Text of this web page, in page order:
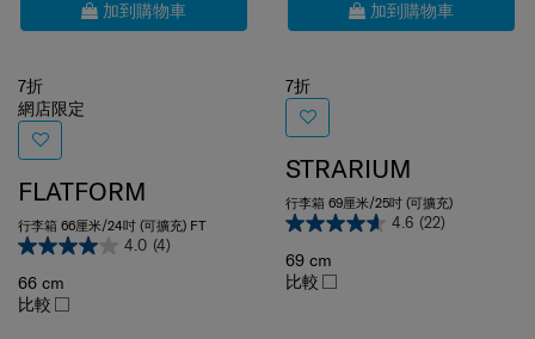
網店限定
FLATFORM
行李箱 66厘米/24吋 (可擴充) FT
4.0 (4)
66 cm
比較
STRARIUM
行李箱 69厘米/25吋 (可擴充)
4.6 (22)
69 cm
比較